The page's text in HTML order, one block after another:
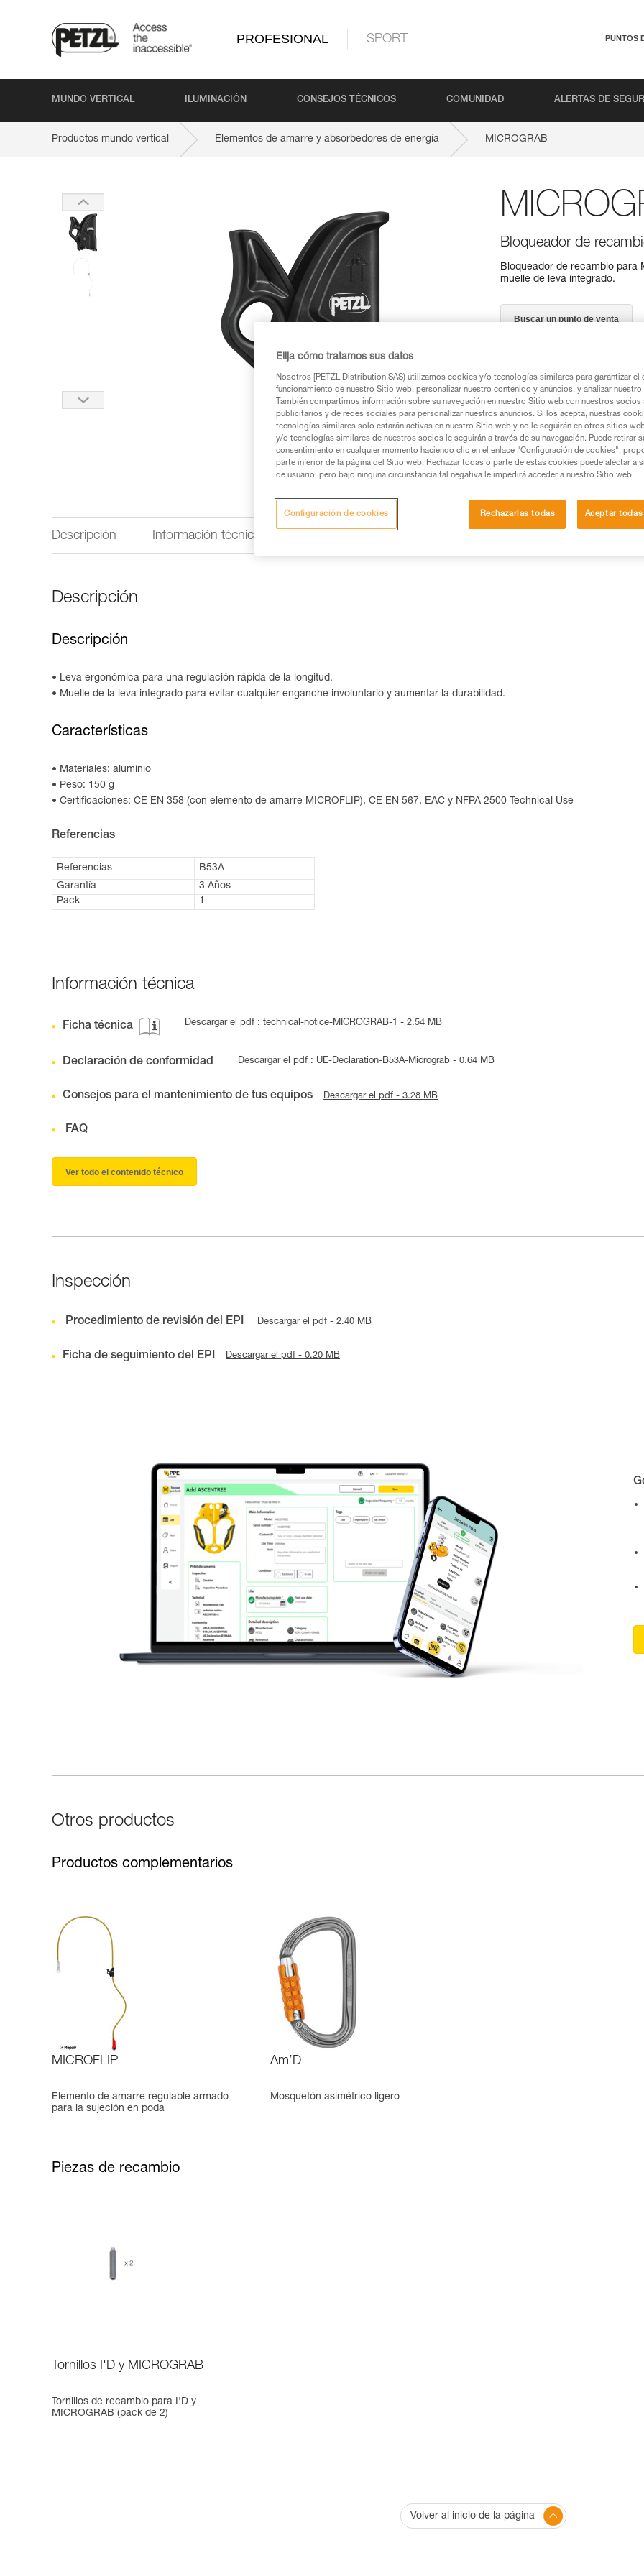
PROFESIONAL SPORT PUNTOS
MUNDO VERTICAL ILUMINACIÓN CONSEJOS TÉCNICOS COMUNIDAD ALERTAS DE
Productos mundo vertical Elementos de amarre y absorbedores de energía MICROGRAB
Bloqueador de
Bloqueador de recambio para
muelle de leva integrado.
Buscar un punto de venta
Descripción Información técnica
Descripción
Descripción
Leva ergonómica para una regulación rápida de la longitud.
Muelle de la leva integrado para evitar cualquier enganche involuntario y aumentar la durabilidad.
Características
Materiales: aluminio
Peso: 150 g
Certificaciones: CE EN 358 (con elemento de amarre MICROFLIP), CE EN 567, EAC y NFPA 2500 Technical Use
Referencias
Referencias
B53A
Garantía
3 Años
Pack
1
Información técnica
Ficha técnica Descargar el pdf : technical-notice-MICROGRAB-1 - 2.54 MB
Declaración de conformidad Descargar el pdf : UE-Declaration-B53A-Micrograb - 0.64 MB
Consejos para el mantenimiento de tus equipos Descargar el pdf - 3.28 MB
FAQ
Ver todo el contenido técnico
Inspección
Procedimiento de revisión del EPI Descargar el pdf - 2.40 MB
Ficha de seguimiento del EPI Descargar el pdf - 0.20 MB
Otros productos
Productos complementarios
MICROFLIP
Elemento de amarre regulable armado
para la sujeción en poda
Am’D
Mosquetón asimétrico ligero
Piezas de recambio
Tornillos I'D y MICROGRAB
Tornillos de recambio para I'D y
MICROGRAB (pack de 2)
Volver al inicio de la página
Elija cómo tratamos sus datos
Nosotros [PETZL Distribution SAS) utilizamos cookies y/o tecnologías similares para garantizar el
funcionamiento de nuestro Sitio web, personalizar nuestro contenido y anuncios, y analizar
También compartimos información sobre su navegación en nuestro Sitio web con nuestros socios
publicitarios y de redes sociales para personalizar nuestros anuncios. Si los acepta, nuestras
tecnologías similares solo estarán activas en nuestro Sitio web y no le seguirán en otros sitios
y/o tecnologías similares de nuestros socios le seguirán a través de su navegación. Puede retirar
consentimiento en cualquier momento haciendo clic en el enlace "Configuración de cookies",
parte inferior de la página del Sitio web. Rechazar todas o parte de estas cookies puede afectar a
de usuario, pero bajo ninguna circunstancia tal negativa le impedirá acceder a nuestro Sitio web.
Rechazarlas todas Aceptar
Configuración de cookies